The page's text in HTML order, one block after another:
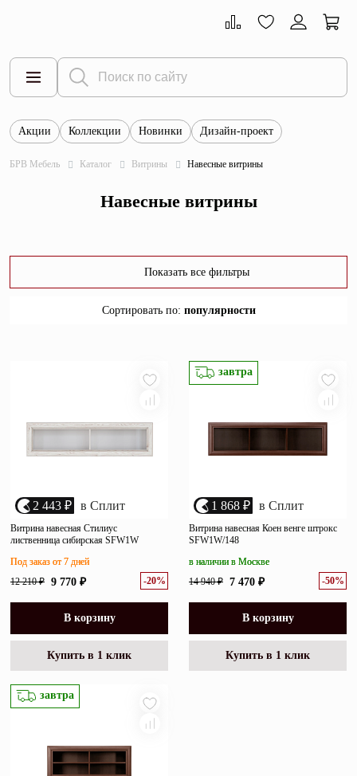
Все товары
Тумбы
Освещение
Декор
О нас
Наши салоны
Покупателям
Обратный звонок
Акции Коллекции Новинки Дизайн-проект
БРВ Мебель Каталог Витрины Навесные витрины
Навесные витрины
Показать все фильтры
Сортировать по: популярности
убыванию цены
2 443 ₽ в Сплит
Витрина навесная Стилиус
лиственница сибирская SFW1W
12 210 ₽ 9 770 ₽ -20%
Под заказ от 7 дней
В корзину
Купить в 1 клик
завтра
1 868 ₽ в Сплит
Витрина навесная Коен венге штрокс
SFW1W/148
14 940 ₽ 7 470 ₽ -50%
в наличии в Москве
В корзину
Купить в 1 клик
завтра